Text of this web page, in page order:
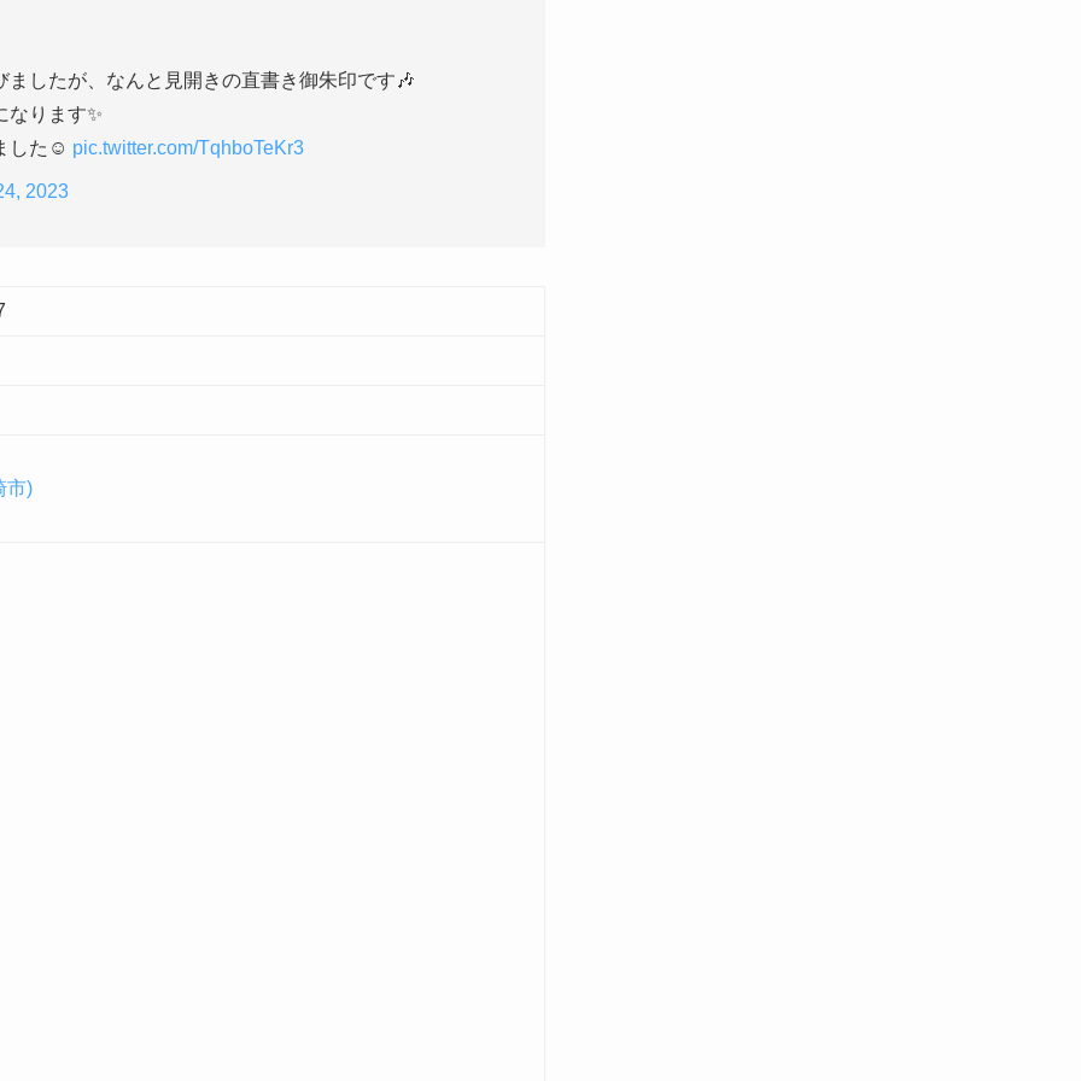
したが、なんと見開きの直書き御朱印です🎶
なります✨
した☺️ pic.twitter.com/TqhboTeKr3
2023
市)